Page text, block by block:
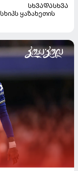
ᲡᲮᲕᲐᲓᲐᲡᲮᲕᲐ
ყაზახეთის